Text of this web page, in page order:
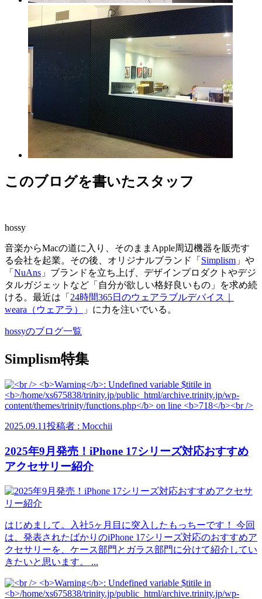
このブログを書いたスタッフ
hossy
音楽からMacの道に入り、そのままApple周辺機器を販売す
る会社を起業。その後、オリジナルブランド「 Simplism 」や
「 NuAns 」ブランドを立ち上げ、デザインプロダクトやデジ
タルガジェットなど「自分が欲しい格好良いもの」を求め続
ける。最近は「 24時間365日のウェアラブルデバイス｜
weara（ウェアラ）
」に力を注いでいる。
hossyのブログ一覧
Simplism特集
2025.09.11投稿者 : Mocchii
2025年9月発売！iPhone 17シリーズ対応おすすめ
アクセサリー紹介
はじめまして。入社5ヶ月目に突入したもっちーです！ 今回
は、発表されたばかりのiPhone 17シリーズ対応のおすすめア
クセサリーを、ケース部門とガラス部門に分けて紹介してい
きたいと思います。 ...